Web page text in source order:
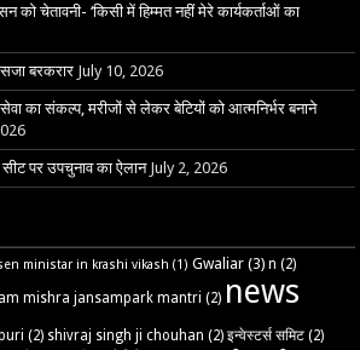
को चेतावनी- ‘किसी में हिम्मत नहीं मेरे कार्यकर्ताओं का
बरकरार July 10, 2026
सेवा का संकल्प, मरीजों से लेकर बेटियों को आत्मनिर्भर बनाने
पर उपचुनाव का ऐलान July 2, 2026
ministar in krashi vikash (1) Gwaliar (3) n (2)
mishra jansampark mantri (2) news
(2) shivraj singh ji chouhan (2) इन्वेस्टर्स समिट (2)